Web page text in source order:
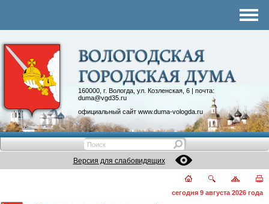
160000, г. Вологда, ул. Козленская, 6 | почта:
duma@vgd35.ru
официальный сайт www.duma-vologda.ru
Контакты
Депутатские объединения
Версия для слабовидящих
сегодня 9 августа 2026 года